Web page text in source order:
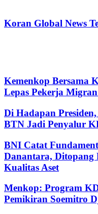
Koran Global News
Kemenkop Bersama
Lepas Pekerja
Di Hadapan
BTN Jadi Penyalur
BNI Catat
Danantara, Ditopang
Kualitas Aset
Menkop: Program
Pemikiran Soemitro